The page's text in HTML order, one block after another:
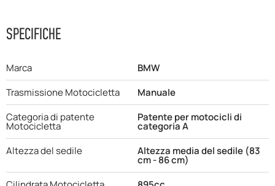
SPECIFICHE
Marca
BMW
Trasmissione Motocicletta
Manuale
Categoria di patente
Motocicletta
Patente per motocicli di
categoria A
Altezza del sedile
Altezza media del sedile (83
cm - 86 cm)